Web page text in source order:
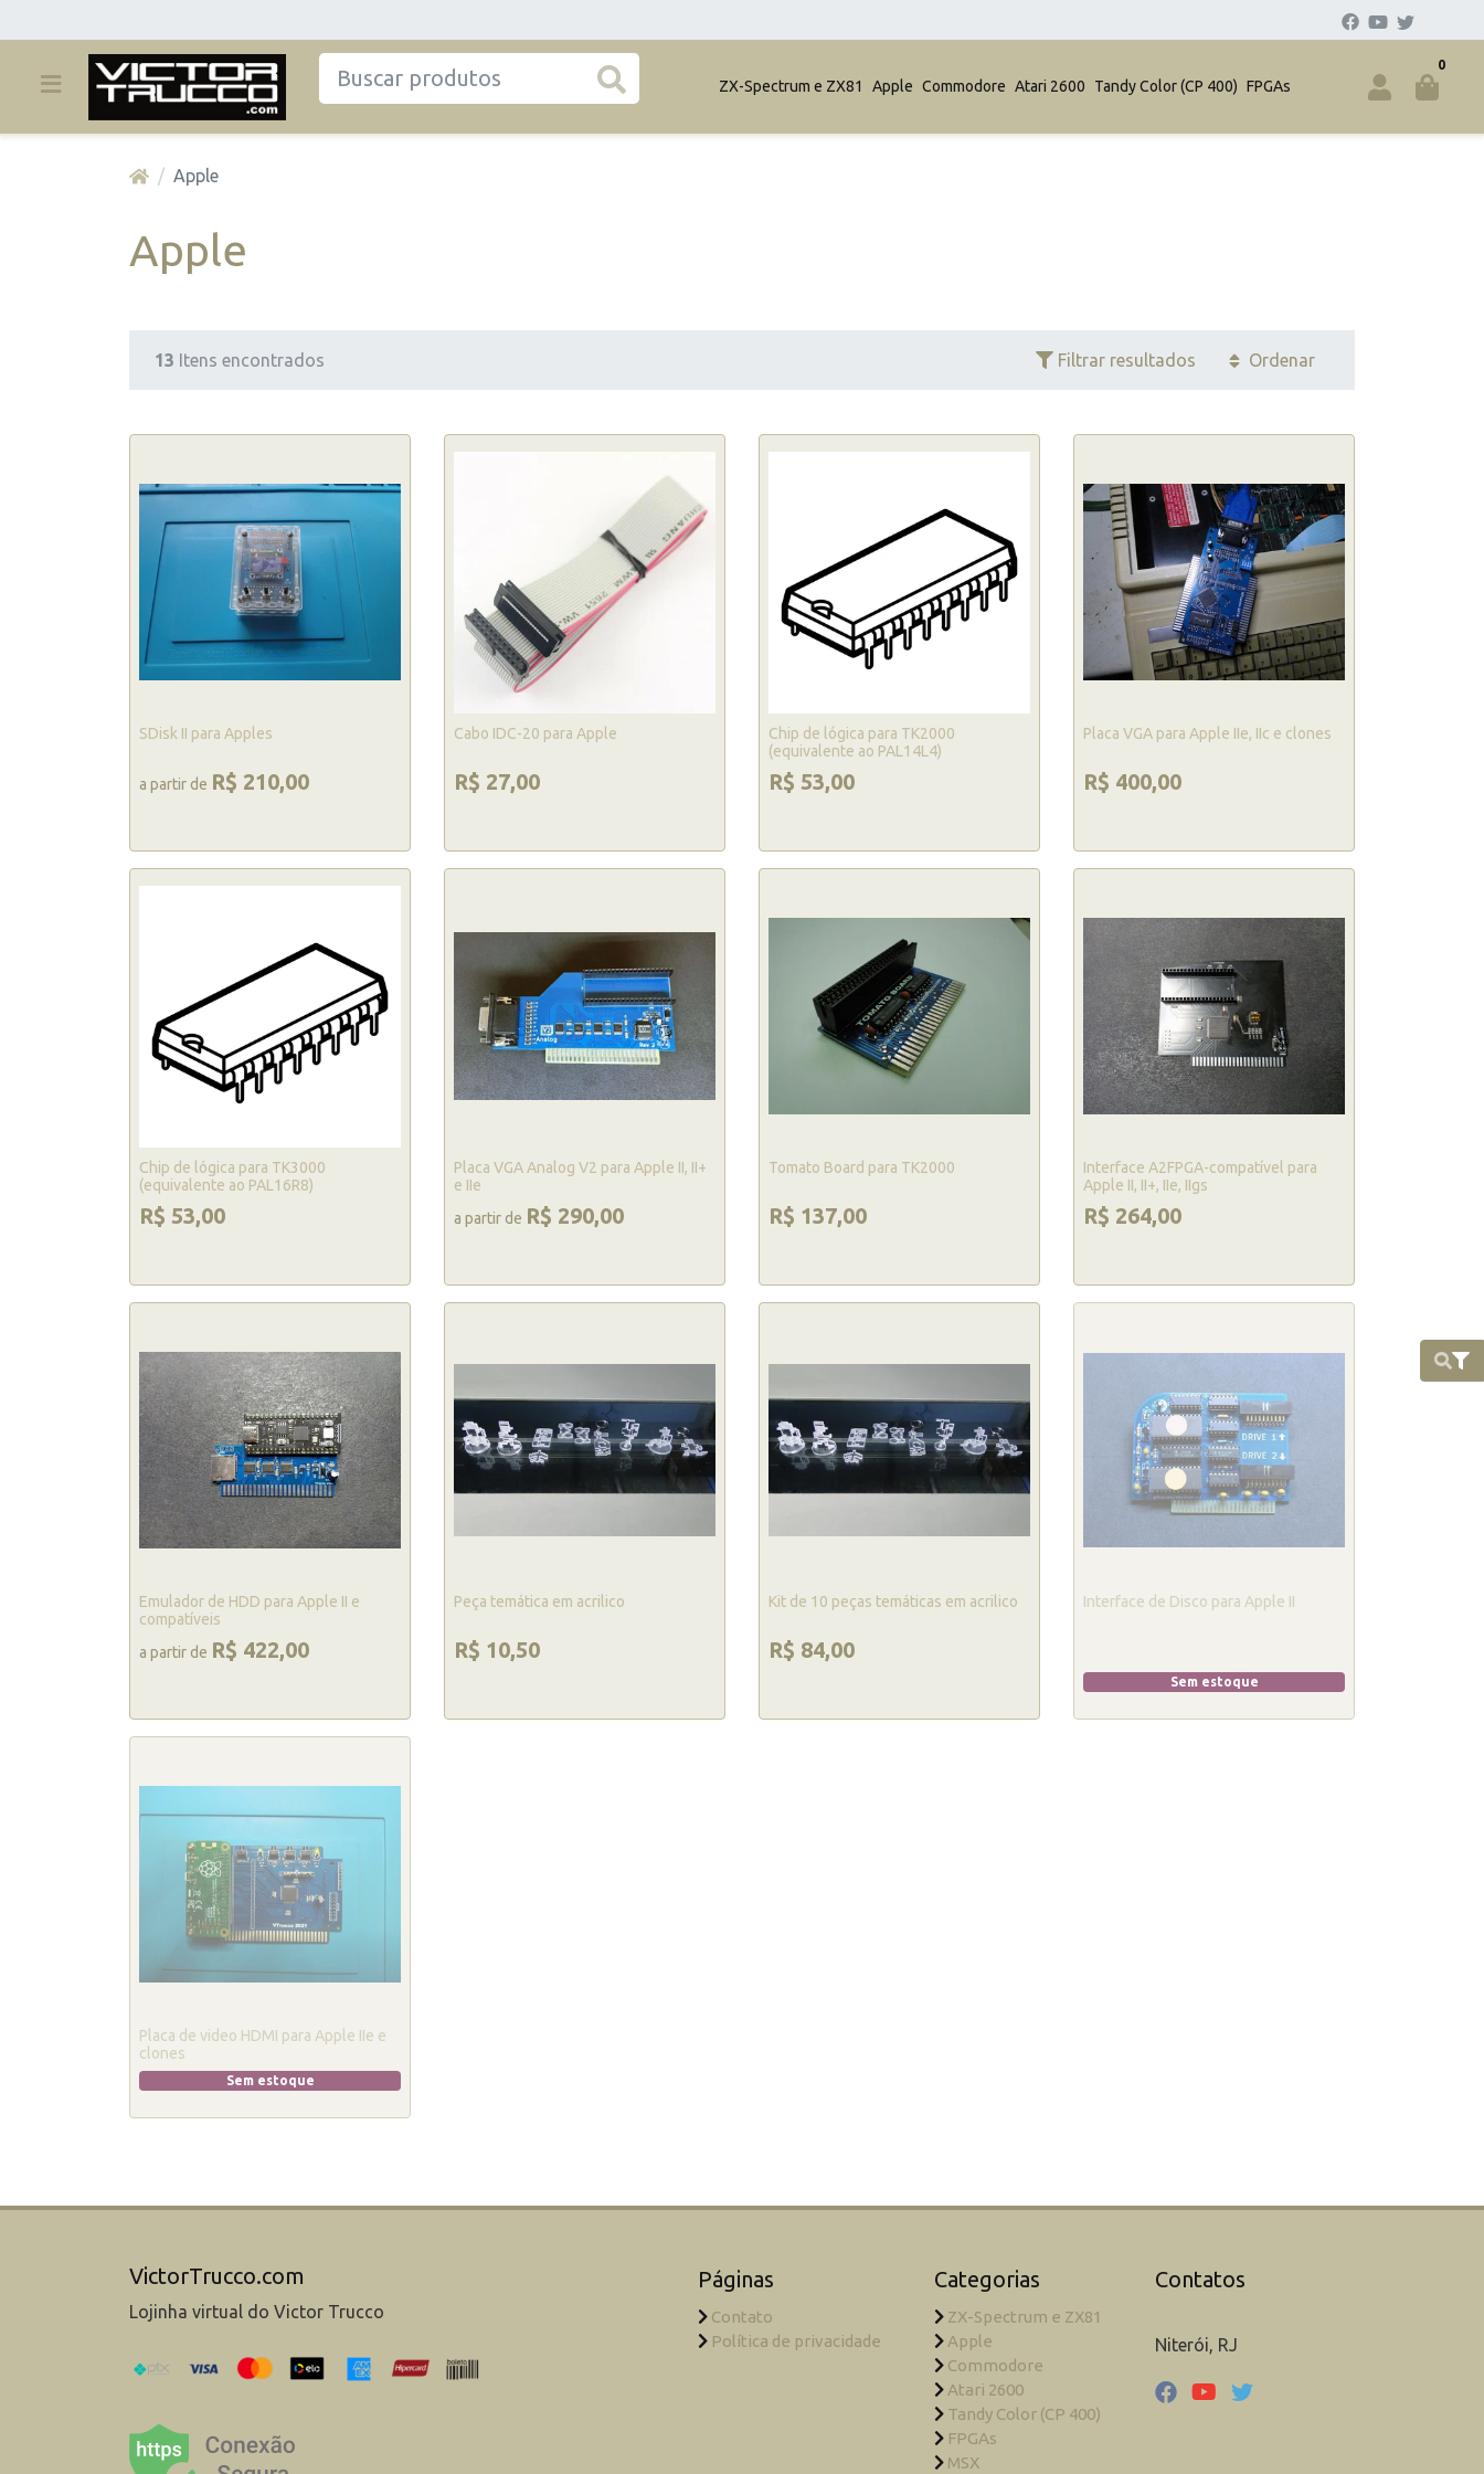
0
ZX-Spectrum e ZX81 Apple Commodore Atari 2600 Tandy Color (CP 400) FPGAs
Apple
Apple
13 Itens encontrados Filtrar resultados Ordenar
SDisk II para Apples
a partir de R$ 210,00
Cabo IDC-20 para Apple
R$ 27,00
Chip de lógica para TK2000
(equivalente ao PAL14L4)
R$ 53,00
Placa VGA para Apple IIe, IIc e clones
R$ 400,00
Chip de lógica para TK3000
(equivalente ao PAL16R8)
R$ 53,00
Placa VGA Analog V2 para Apple II, II+
e IIe
a partir de R$ 290,00
Tomato Board para TK2000
R$ 137,00
Interface A2FPGA-compatível para
Apple II, II+, IIe, IIgs
R$ 264,00
Emulador de HDD para Apple II e
compatíveis
a partir de R$ 422,00
Peça temática em acrilico
R$ 10,50
Kit de 10 peças temáticas em acrilico
R$ 84,00
Interface de Disco para Apple II
Sem estoque
Placa de video HDMI para Apple IIe e
clones
Sem estoque
Contatos
Niterói, RJ
Páginas
Contato
Política de privacidade
Categorias
ZX-Spectrum e ZX81
Apple
Commodore
Atari 2600
Tandy Color (CP 400)
FPGAs
MSX
VictorTrucco.com
Lojinha virtual do Victor Trucco